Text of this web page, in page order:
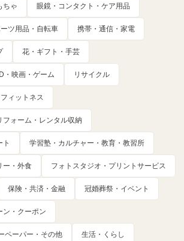
ちゃ 眼鏡・コンタクト・ケア用品
ツ用品・自転車 携帯・通信・家電
花・ギフト・手芸
・映画・ゲーム リサイクル
ィットネス
フォーム・レンタル収納
ト 学習塾・カルチャー・教育・教習所
ー・外食 フォトスタジオ・プリントサービス
保険・共済・金融 冠婚葬祭・イベント
ン・クーポン
ペーパー・その他 生活・くらし